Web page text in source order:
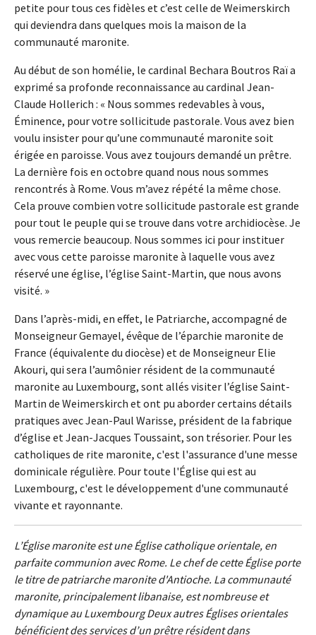
petite pour tous ces fidèles et c’est celle de Weimerskirch
qui deviendra dans quelques mois la maison de la
communauté maronite.
Au début de son homélie, le cardinal Bechara Boutros Raï a
exprimé sa profonde reconnaissance au cardinal Jean-
Claude Hollerich : « Nous sommes redevables à vous,
Éminence, pour votre sollicitude pastorale. Vous avez bien
voulu insister pour qu’une communauté maronite soit
érigée en paroisse. Vous avez toujours demandé un prêtre.
La dernière fois en octobre quand nous nous sommes
rencontrés à Rome. Vous m’avez répété la même chose.
Cela prouve combien votre sollicitude pastorale est grande
pour tout le peuple qui se trouve dans votre archidiocèse. Je
vous remercie beaucoup. Nous sommes ici pour instituer
avec vous cette paroisse maronite à laquelle vous avez
réservé une église, l’église Saint-Martin, que nous avons
visité. »
Dans l’après-midi, en effet, le Patriarche, accompagné de
Monseigneur Gemayel, évêque de l’éparchie maronite de
France (équivalente du diocèse) et de Monseigneur Elie
Akouri, qui sera l’aumônier résident de la communauté
maronite au Luxembourg, sont allés visiter l’église Saint-
Martin de Weimerskirch et ont pu aborder certains détails
pratiques avec Jean-Paul Warisse, président de la fabrique
d’église et Jean-Jacques Toussaint, son trésorier. Pour les
catholiques de rite maronite, c'est l'assurance d'une messe
dominicale régulière. Pour toute l'Église qui est au
Luxembourg, c'est le développement d'une communauté
vivante et rayonnante.
L’Église maronite est une Église catholique orientale, en
parfaite communion avec Rome. Le chef de cette Église porte
le titre de patriarche maronite d'Antioche. La communauté
maronite, principalement libanaise, est nombreuse et
dynamique au Luxembourg Deux autres Églises orientales
bénéficient des services d’un prêtre résident dans